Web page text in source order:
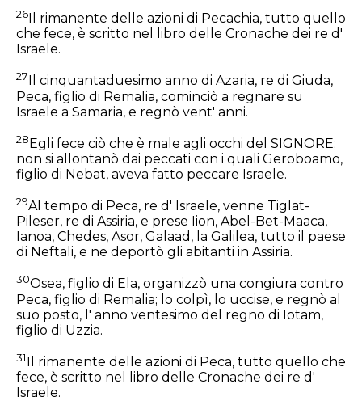
26 Il rimanente delle azioni di Pecachia, tutto quello
che fece, è scritto nel libro delle Cronache dei re d'
Israele.
27
Il cinquantaduesimo anno di Azaria, re di Giuda,
Peca, figlio di Remalia, cominciò a regnare su
Israele a Samaria, e regnò vent' anni.
28Egli fece ciò che è male agli occhi del SIGNORE;
non si allontanò dai peccati con i quali Geroboamo,
figlio di Nebat, aveva fatto peccare Israele.
29Al tempo di Peca, re d' Israele, venne Tiglat-
Pileser, re di Assiria, e prese Iion, Abel-Bet-Maaca,
Ianoa, Chedes, Asor, Galaad, la Galilea, tutto il paese
di Neftali, e ne deportò gli abitanti in Assiria.
30Osea, figlio di Ela, organizzò una congiura contro
Peca, figlio di Remalia; lo colpì, lo uccise, e regnò al
suo posto, l' anno ventesimo del regno di Iotam,
figlio di Uzzia.
31Il rimanente delle azioni di Peca, tutto quello che
fece, è scritto nel libro delle Cronache dei re d'
Israele.